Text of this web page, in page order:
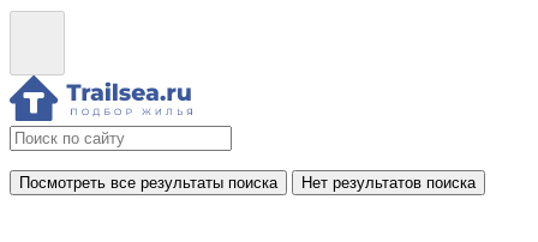
Посмотреть все результаты поиска Нет результатов поиска